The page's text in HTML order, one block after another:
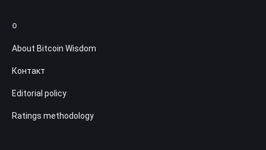
О
About Bitcoin Wisdom
Контакт
Editorial policy
Ratings methodology